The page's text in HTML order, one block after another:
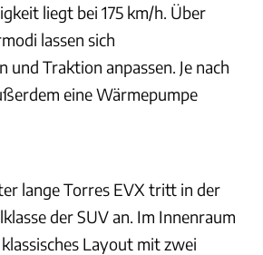
liegt bei 175 km/h. Über
lassen sich
und Traktion anpassen. Je nach
eine Wärmepumpe
lange Torres EVX tritt in der
der SUV an. Im Innenraum
Layout mit zwei